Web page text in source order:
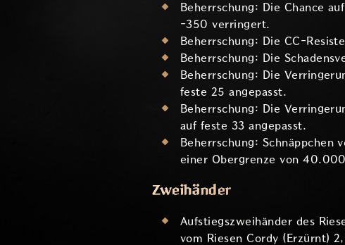
Beherrschung: Die Chance
-350 verringert.
Beherrschung: Die CC-
Beherrschung: Die
Beherrschung: Die
feste 25 angepasst.
Beherrschung: Die
auf feste 33 angepasst.
Beherrschung: Schnäppchen
einer Obergrenze von
Zweihänder
Aufstiegszweihänder des
vom Riesen Cordy (Erzürnt)